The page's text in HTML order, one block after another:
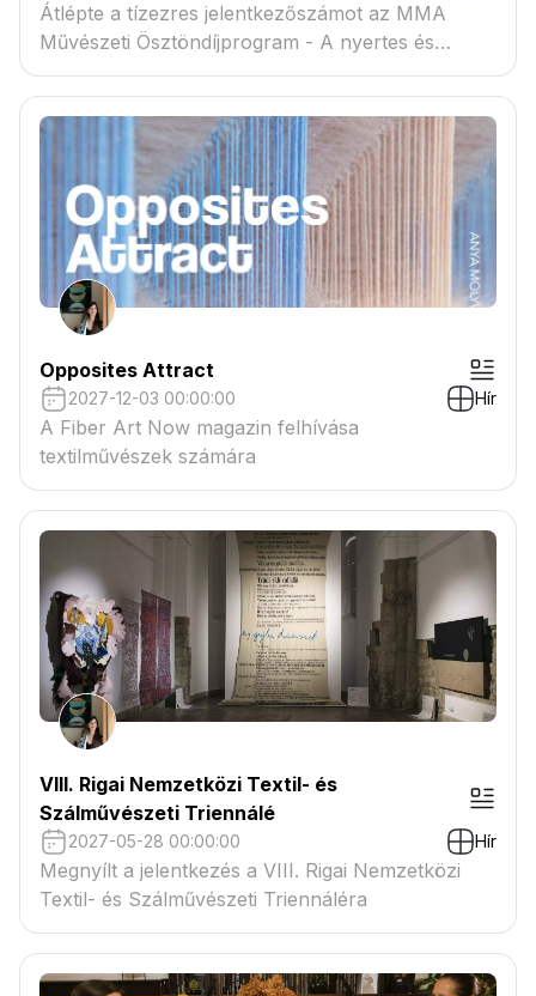
Átlépte a tízezres jelentkezőszámot az MMA
Művészeti Ösztöndíjprogram - A nyertes és
tartaléklistás pályázók névsora megtekinthető a
csatolmányban
Opposites Attract
2027-12-03 00:00:00 Hír
A Fiber Art Now magazin felhívása
textilművészek számára
VIII. Rigai Nemzetközi Textil- és
Szálművészeti Triennálé
2027-05-28 00:00:00 Hír
Megnyílt a jelentkezés a VIII. Rigai Nemzetközi
Textil- és Szálművészeti Triennáléra